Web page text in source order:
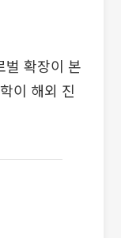
벌 확장이 본
이 해외 진